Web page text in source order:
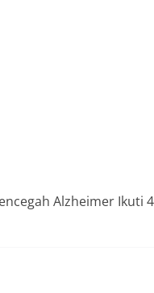
Alzheimer Ikuti